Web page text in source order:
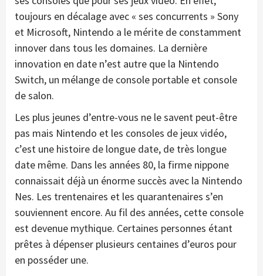
toujours en décalage avec « ses concurrents » Sony
et Microsoft, Nintendo a le mérite de constamment
innover dans tous les domaines. La dernière
innovation en date n’est autre que la Nintendo
Switch, un mélange de console portable et console
de salon.
Les plus jeunes d’entre-vous ne le savent peut-être
pas mais Nintendo et les consoles de jeux vidéo,
c’est une histoire de longue date, de très longue
date même. Dans les années 80, la firme nippone
connaissait déjà un énorme succès avec la Nintendo
Nes. Les trentenaires et les quarantenaires s’en
souviennent encore. Au fil des années, cette console
est devenue mythique. Certaines personnes étant
prêtes à dépenser plusieurs centaines d’euros pour
en posséder une.